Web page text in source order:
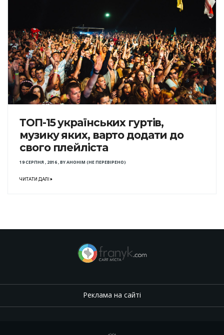
ТОП-15 українських гуртів,
музику яких, варто додати до
свого плейліста
19 СЕРПНЯ , 2016,BYАНОНІМ (НЕ ПЕРЕВІРЕНО)
ЧИТАТИ ДАЛІ
Реклама на сайті
, ,